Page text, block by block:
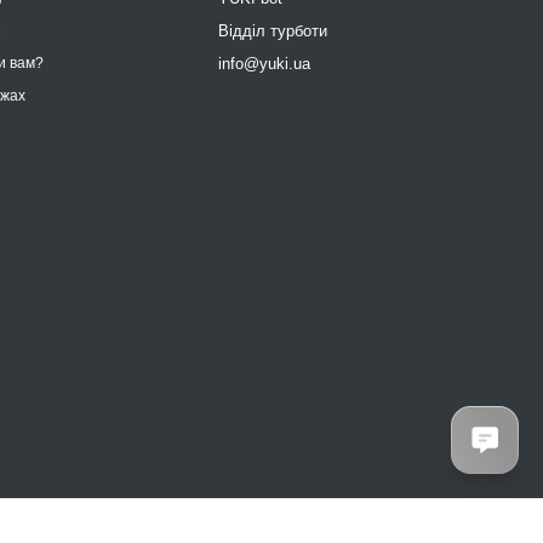
вам?
Відділ турботи
info@yuki.ua